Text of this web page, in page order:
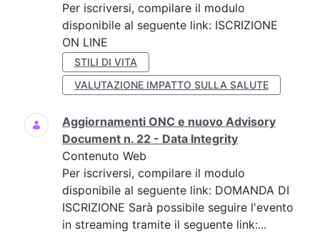
Per iscriversi, compilare il modulo
disponibile al seguente link: ISCRIZIONE
ON LINE
STILI DI VITA
VALUTAZIONE IMPATTO SULLA SALUTE
Aggiornamenti ONC e nuovo Advisory
Document n. 22 - Data Integrity
Contenuto Web
Per iscriversi, compilare il modulo
disponibile al seguente link: DOMANDA DI
ISCRIZIONE Sarà possibile seguire l'evento
in streaming tramite il seguente link:...